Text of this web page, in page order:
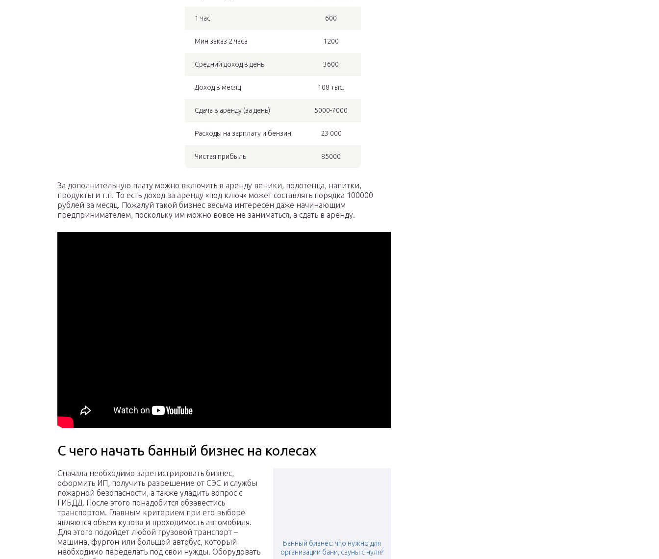
1 час 600
Мин заказ 2 часа 1200
Средний доход в день 3600
Доход в месяц 108 тыс.
Сдача в аренду (за день) 5000-7000
Расходы на зарплату и бензин 23 000
Чистая прибыль 85000
За дополнительную плату можно включить в аренду веники, полотенца, напитки,
продукты и т.п. То есть доход за аренду «под ключ» может составлять порядка 100000
рублей за месяц. Пожалуй такой бизнес весьма интересен даже начинающим
предпринимателем, поскольку им можно вовсе не заниматься, а сдать в аренду.
С чего начать банный бизнес на колесах
Банный бизнес: что нужно для
организации бани, сауны с нуля?
Сначала необходимо зарегистрировать бизнес,
оформить ИП, получить разрешение от СЭС и службы
пожарной безопасности, а также уладить вопрос с
ГИБДД. После этого понадобится обзавестись
транспортом. Главным критерием при его выборе
являются объем кузова и проходимость автомобиля.
Для этого подойдет любой грузовой транспорт –
машина, фургон или большой автобус, который
необходимо переделать под свои нужды. Оборудовать